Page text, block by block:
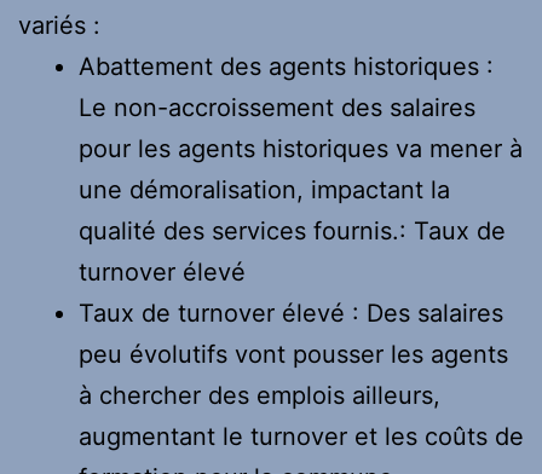
variés :
Abattement des agents historiques :
Le non-accroissement des salaires
pour les agents historiques va mener à
une démoralisation, impactant la
qualité des services fournis.: Taux de
turnover élevé
Taux de turnover élevé : Des salaires
peu évolutifs vont pousser les agents
à chercher des emplois ailleurs,
augmentant le turnover et les coûts de